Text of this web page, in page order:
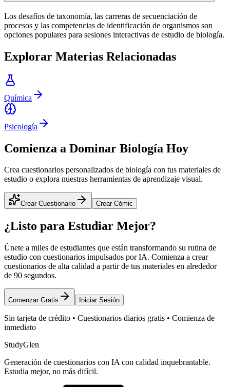
Los desafíos de taxonomía, las carreras de secuenciación de
procesos y las competencias de identificación de organismos son
opciones populares para sesiones interactivas de estudio de biología.
Explorar Materias Relacionadas
Química
Psicología
Comienza a Dominar Biología Hoy
Crea cuestionarios personalizados de biología con tus materiales de
estudio o explora nuestras herramientas de aprendizaje visual.
Crear Cuestionario Crear Cómic
¿Listo para Estudiar Mejor?
Únete a miles de estudiantes que están transformando su rutina de
estudio con cuestionarios impulsados por IA. Comienza a crear
cuestionarios de alta calidad a partir de tus materiales en alrededor
de 90 segundos.
Comenzar Gratis Iniciar Sesión
Sin tarjeta de crédito • Cuestionarios diarios gratis • Comienza de
inmediato
StudyGlen
Generación de cuestionarios con IA con calidad inquebrantable.
Estudia mejor, no más difícil.